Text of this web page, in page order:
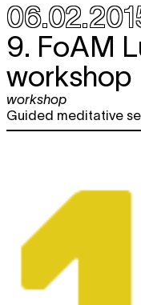
9. FoAM
workshop
workshop
Guided meditative